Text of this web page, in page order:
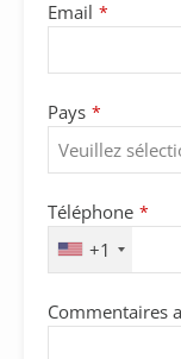
Email *
Pays *
Téléphone *
+1
Commentaires